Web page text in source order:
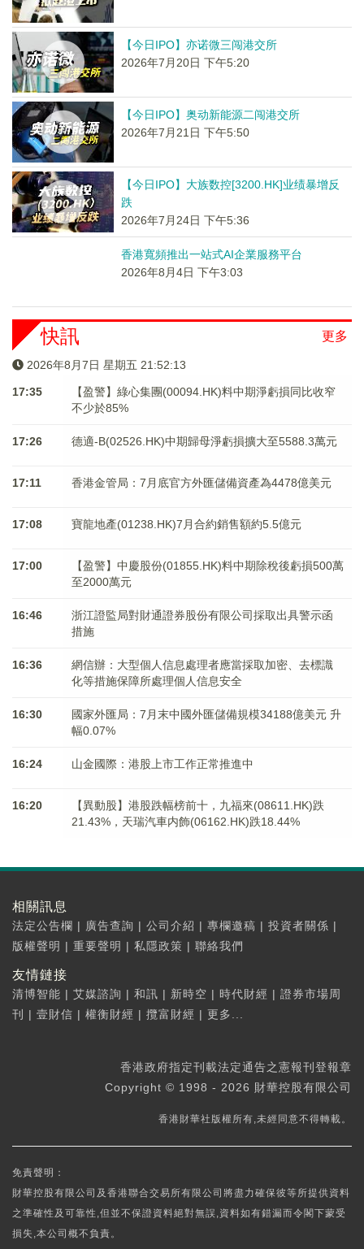
【今日IPO】亦诺微三闯港交所
2026年7月20日 下午5:20
【今日IPO】奥动新能源二闯港交所
2026年7月21日 下午5:50
【今日IPO】大族数控[3200.HK]业绩暴增反
跌
2026年7月24日 下午5:36
香港寬頻推出一站式AI企業服務平台
2026年8月4日 下午3:03
更多
快訊
2026年8月7日 星期五 21:52:13
17:35
【盈警】綠心集團(00094.HK)料中期淨虧損同比收窄
不少於85%
17:26 德適-B(02526.HK)中期歸母淨虧損擴大至5588.3萬元
17:11 香港金管局：7月底官方外匯儲備資產為4478億美元
17:08 寶龍地產(01238.HK)7月合約銷售額約5.5億元
17:00
【盈警】中慶股份(01855.HK)料中期除稅後虧損500萬
至2000萬元
16:46
浙江證監局對財通證券股份有限公司採取出具警示函
措施
16:36
網信辦：大型個人信息處理者應當採取加密、去標識
化等措施保障所處理個人信息安全
16:30
國家外匯局：7月末中國外匯儲備規模34188億美元 升
幅0.07%
16:24 山金國際：港股上市工作正常推進中
16:20
【異動股】港股跌幅榜前十，九福來(08611.HK)跌
21.43%，天瑞汽車内飾(06162.HK)跌18.44%
相關訊息
法定公告欄 | 廣告查詢 | 公司介紹 | 專欄邀稿 | 投資者關係 |
版權聲明 | 重要聲明 | 私隱政策 | 聯絡我們
友情鏈接
清博智能 | 艾媒諮詢 | 和訊 | 新時空 | 時代財經 | 證券市場周
刊
| 壹財信 | 權衡財經 | 攬富財經 | 更多...
香港政府指定刊載法定通告之憲報刊登報章
Copyright © 1998 - 2026 財華控股有限公司
香港財華社版權所有,未經同意不得轉載。
免責聲明：
財華控股有限公司及香港聯合交易所有限公司將盡力確保彼等所提供資料
之準確性及可靠性,但並不保證資料絕對無誤,資料如有錯漏而令閣下蒙受
損失,本公司概不負責。